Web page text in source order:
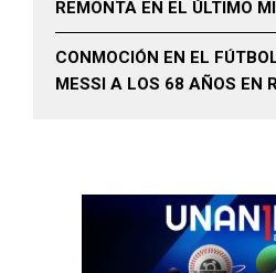
REMONTA EN EL ÚLTIMO
CONMOCIÓN EN EL
MESSI A LOS 68 AÑOS EN